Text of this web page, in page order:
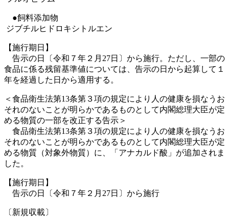
●飼料添加物
ジブチルヒドロキシトルエン
【施行期日】
告示の日〔令和７年２月27日〕から施行。ただし、一部の
食品に係る残留基準値については、告示の日から起算して１
年を経過した日から適用する。
＜食品衛生法第13条第３項の規定により人の健康を損なうお
それのないことが明らかであるものとして内閣総理大臣が定
める物質の一部を改正する告示＞
食品衛生法第13条第３項の規定により人の健康を損なうお
それのないことが明らかであるものとして内閣総理大臣が定
める物質（対象外物質）に、「アナカルド酸」が追加されま
した。
【施行期日】
告示の日〔令和７年２月27日〕から施行
〔新規収載〕